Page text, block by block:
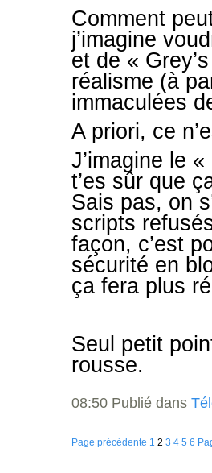
Comment
j’imagine
et de «
réalisme (à
immaculées
A priori, ce
J’imagine le
t’es sûr que
Sais pas, on
scripts
façon, c’est
sécurité en
ça fera plus
Seul petit
rousse.
08:50 Publié dans
Page précédente 1 2 3 4 5 6